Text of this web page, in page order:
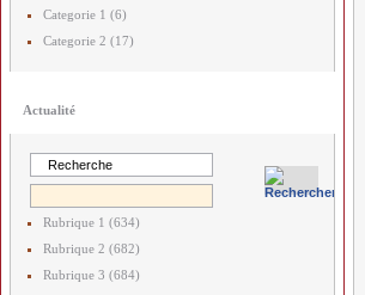
Categorie 1 (6)
Categorie 2 (17)
Actualité
Rubrique 1 (634)
Rubrique 2 (682)
Rubrique 3 (684)